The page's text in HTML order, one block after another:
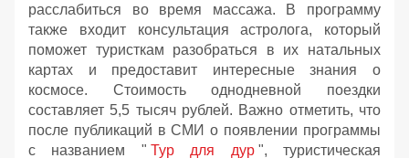
расслабиться во время массажа. В программу
также входит консультация астролога, который
поможет туристкам разобраться в их натальных
картах и предоставит интересные знания о
космосе. Стоимость однодневной поездки
составляет 5,5 тысяч рублей. Важно отметить, что
после публикаций в СМИ о появлении программы
с названием " Тур для дур ", туристическая